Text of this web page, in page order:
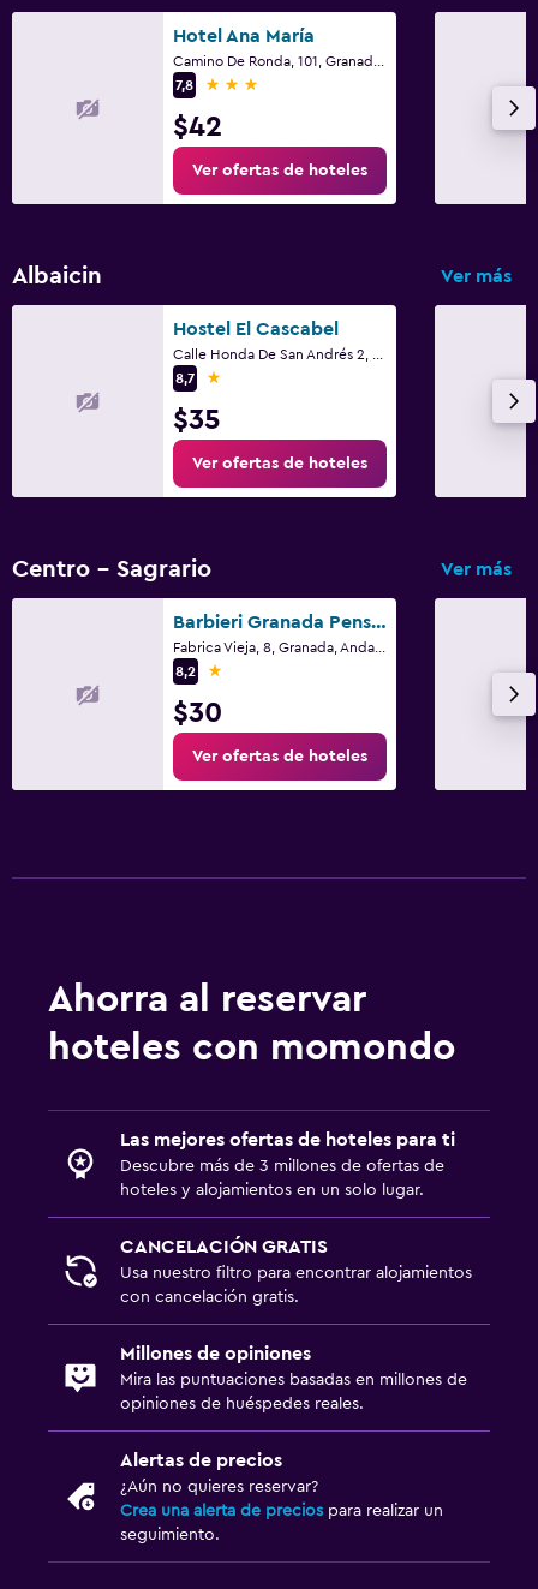
Hotel Ana María
7,8
3 estrellas
$42
Ver ofertas de hoteles
Albaicin Ver más
Hostel El Cascabel
8,7
1 estrella
$35
Ver ofertas de hoteles
Centro - Sagrario Ver más
Barbieri Granada Pensión
8,2
1 estrella
$30
Ver ofertas de hoteles
Ahorra al reservar
hoteles con momondo
Las mejores ofertas de hoteles para ti
Descubre más de 3 millones de ofertas de
hoteles y alojamientos en un solo lugar.
CANCELACIÓN GRATIS
Usa nuestro filtro para encontrar alojamientos
con cancelación gratis.
Millones de opiniones
Mira las puntuaciones basadas en millones de
opiniones de huéspedes reales.
Alertas de precios
¿Aún no quieres reservar?
Crea una alerta de precios para realizar un
seguimiento.